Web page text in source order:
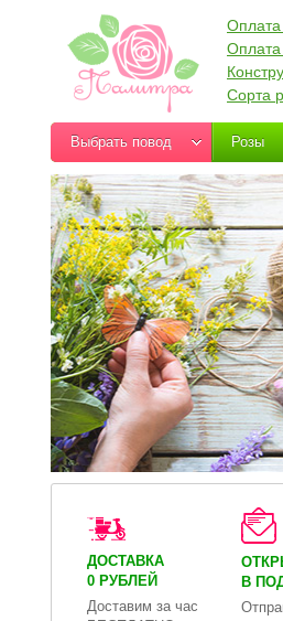
Оплата
Оплата
Сорта
Выбрать повод Розы
ДОСТАВКА
0 РУБЛЕЙ
Доставим за час
В